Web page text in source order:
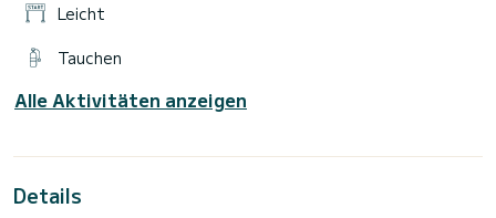
Leicht
Tauchen
Alle Aktivitäten anzeigen
Details